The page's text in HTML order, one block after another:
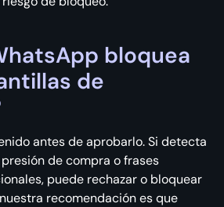
bloquea
de
antes de aprobarlo. Si detecta
de compra o frases
puede rechazar o bloquear
recomendación es que